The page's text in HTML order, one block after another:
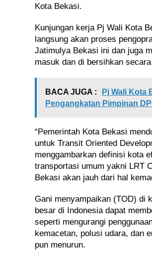
Kota Bekasi.
Kunjungan kerja Pj Wali Kota
langsung akan proses
Jatimulya Bekasi ini dan juga
masuk dan di bersihkan
BACA JUGA :
Pj Wali Kota
Pengangkatan Pimpinan
“Pemerintah Kota Bekasi
untuk Transit Oriented
menggambarkan definisi kota
transportasi umum yakni LRT
Bekasi akan jauh dari hal
Gani menyampaikan (TOD) di
besar di Indonesia dapat
seperti mengurangi
kemacetan, polusi udara, dan
pun menurun.